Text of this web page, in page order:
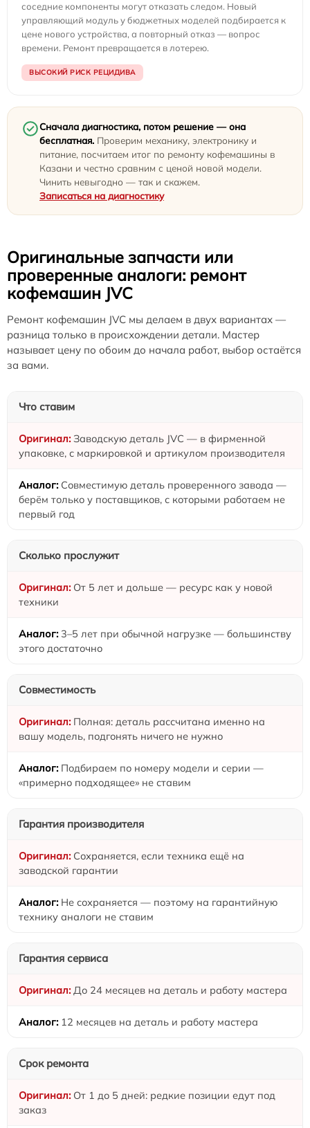
соседние компоненты могут отказать следом. Новый
управляющий модуль у бюджетных моделей подбирается к
цене нового устройства, а повторный отказ — вопрос
времени. Ремонт превращается в лотерею.
ВЫСОКИЙ РИСК РЕЦИДИВА
Сначала диагностика, потом решение — она
бесплатная. Проверим механику, электронику и
питание, посчитаем итог по ремонту кофемашины в
Казани и честно сравним с ценой новой модели.
Чинить невыгодно — так и скажем.
Записаться на диагностику
Оригинальные запчасти или
проверенные аналоги: ремонт
кофемашин JVC
Ремонт кофемашин JVC мы делаем в двух вариантах —
разница только в происхождении детали. Мастер
называет цену по обоим до начала работ, выбор остаётся
за вами.
Что ставим
Заводскую деталь JVC — в фирменной
упаковке, с маркировкой и артикулом производителя
Совместимую деталь проверенного завода —
берём только у поставщиков, с которыми работаем не
первый год
Сколько прослужит
От 5 лет и дольше — ресурс как у новой
техники
3–5 лет при обычной нагрузке — большинству
этого достаточно
Совместимость
Полная: деталь рассчитана именно на
вашу модель, подгонять ничего не нужно
Подбираем по номеру модели и серии —
«примерно подходящее» не ставим
Гарантия производителя
Сохраняется, если техника ещё на
заводской гарантии
Не сохраняется — поэтому на гарантийную
технику аналоги не ставим
Гарантия сервиса
До 24 месяцев на деталь и работу мастера
12 месяцев на деталь и работу мастера
Срок ремонта
От 1 до 5 дней: редкие позиции едут под
заказ